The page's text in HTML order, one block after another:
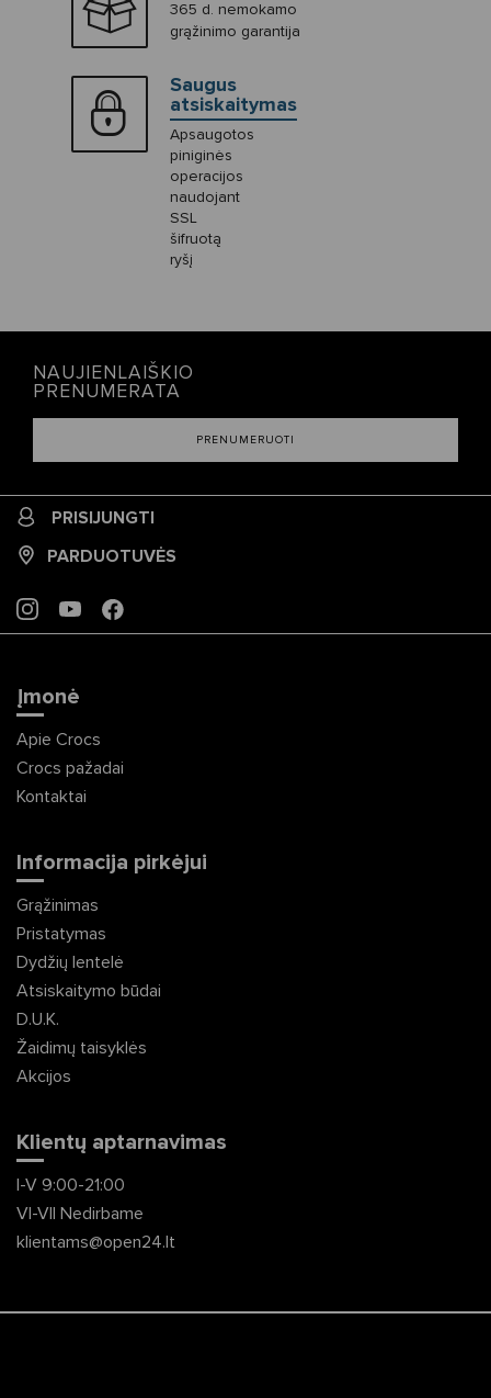
365 d. nemokamo
grąžinimo garantija
Saugus
atsiskaitymas
Apsaugotos
piniginės
operacijos
naudojant
SSL
šifruotą
ryšį
NAUJIENLAIŠKIO
PRENUMERATA
PRENUMERUOTI
PRISIJUNGTI
PARDUOTUVĖS
INSTAGRAM
YOUTUBEFACEBOOK
Įmonė
Apie Crocs
Crocs pažadai
Kontaktai
Informacija pirkėjui
Grąžinimas
Pristatymas
Dydžių lentelė
Atsiskaitymo būdai
D.U.K.
Žaidimų taisyklės
Akcijos
Klientų aptarnavimas
I-V 9:00-21:00
VI-VII Nedirbame
klientams@open24.lt